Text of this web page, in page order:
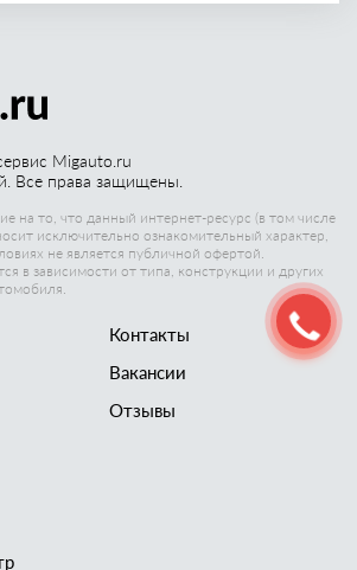
Migauto.ru
Все права защищены.
на то, что данный интернет-ресурс (в том числе
исключительно ознакомительный характер,
не является публичной офертой.
в зависимости от типа, конструкции и других
Контакты
Вакансии
Отзывы